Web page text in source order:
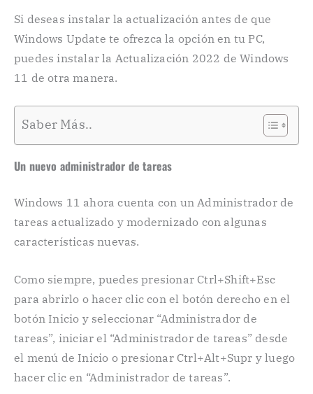
Si deseas instalar la actualización antes de que
Windows Update te ofrezca la opción en tu PC,
puedes instalar la Actualización 2022 de Windows
11 de otra manera.
Saber Más..
Un nuevo administrador de tareas
Windows 11 ahora cuenta con un Administrador de
tareas actualizado y modernizado con algunas
características nuevas.
Como siempre, puedes presionar Ctrl+Shift+Esc
para abrirlo o hacer clic con el botón derecho en el
botón Inicio y seleccionar “Administrador de
tareas”, iniciar el “Administrador de tareas” desde
el menú de Inicio o presionar Ctrl+Alt+Supr y luego
hacer clic en “Administrador de tareas”.